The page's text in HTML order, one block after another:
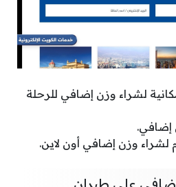
لشراء وزن إضافي للرحلة
إضافي.
لشراء وزن إضافي أون لاين.